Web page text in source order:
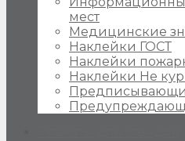
мест
Медицинские
Наклейки ГОСТ
Наклейки
Наклейки Не